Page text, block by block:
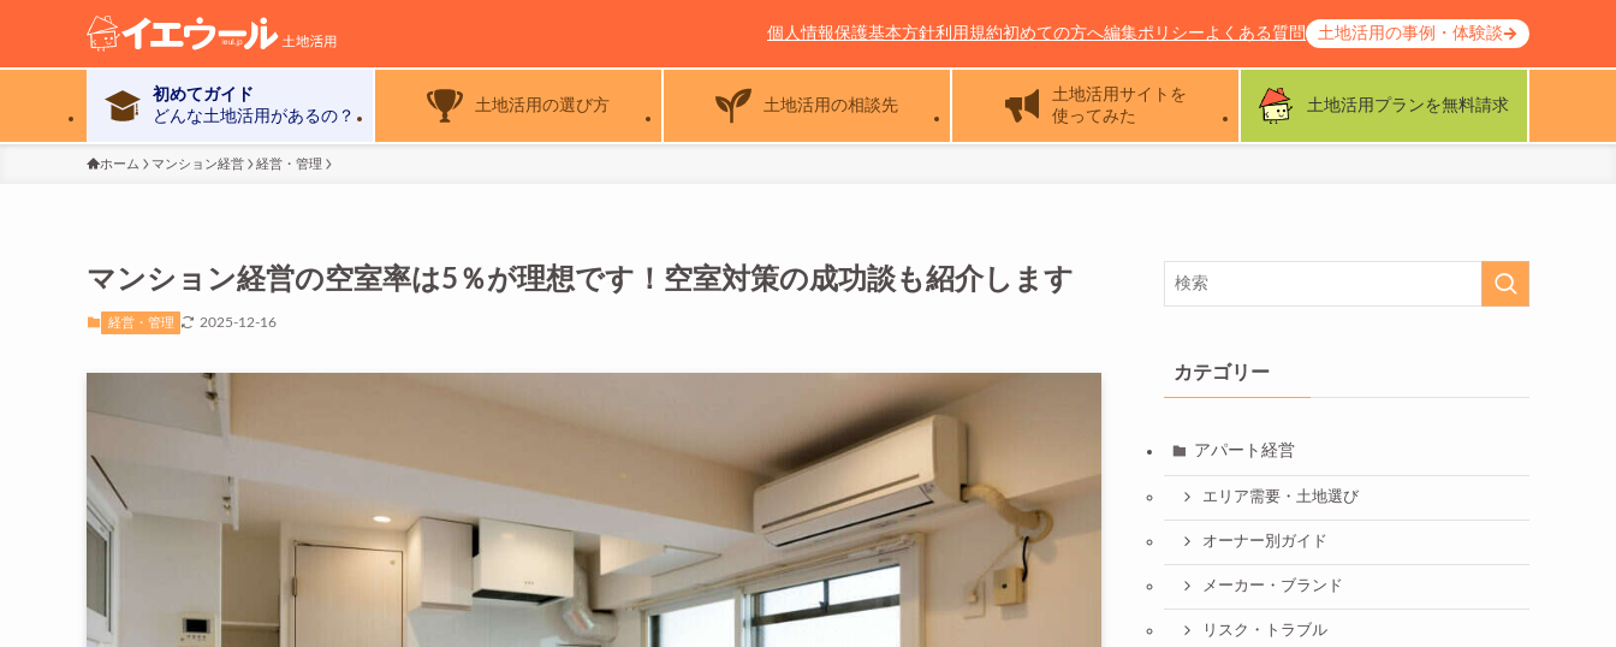
初めてガイド
どんな土地活用があるの？
土地活用の選び方 土地活用の相談先
土地活用サイトを
使ってみた
土地活用プランを無料請求
個人情報保護基本方針利用規約初めての方へ編集ポリシーよくある質問 土地活用の事例・体験談
ホーム マンション経営 経営・管理
マンション経営の空室率は5％が理想です！空室対策の成功談も紹介します
経営・管理 2025-12-16
カテゴリー
アパート経営
エリア需要・土地選び
オーナー別ガイド
メーカー・ブランド
リスク・トラブル